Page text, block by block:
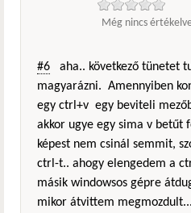
Még nincs
#6 aha.. következő tünetet
magyarázni. Amennyiben
egy ctrl+v egy beviteli
akkor ugye egy sima v betűt
képest nem csinál semmit,
ctrl-t.. ahogy elengedem a
másik windowsos gépre
mikor átvittem megmozdult...